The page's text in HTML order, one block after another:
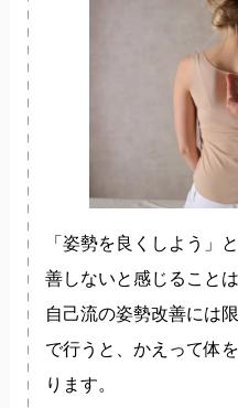
「姿勢を良くしよう」
善しないと感じること
自己流の姿勢改善には
で行うと、かえって体
ります。